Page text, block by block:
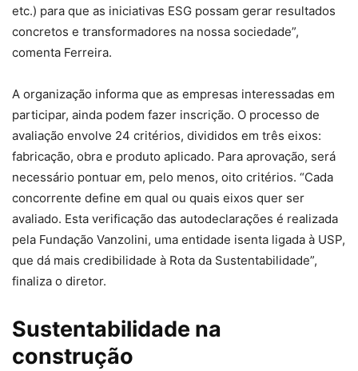
etc.) para que as iniciativas ESG possam gerar resultados
concretos e transformadores na nossa sociedade”,
comenta Ferreira.
A organização informa que as empresas interessadas em
participar, ainda podem fazer inscrição. O processo de
avaliação envolve 24 critérios, divididos em três eixos:
fabricação, obra e produto aplicado. Para aprovação, será
necessário pontuar em, pelo menos, oito critérios. “Cada
concorrente define em qual ou quais eixos quer ser
avaliado. Esta verificação das autodeclarações é realizada
pela Fundação Vanzolini, uma entidade isenta ligada à USP,
que dá mais credibilidade à Rota da Sustentabilidade”,
finaliza o diretor.
Sustentabilidade na
construção